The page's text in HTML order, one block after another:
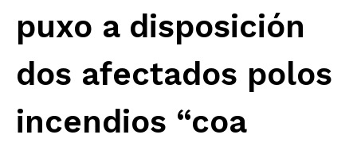
puxo a disposición
dos afectados polos
incendios “coa